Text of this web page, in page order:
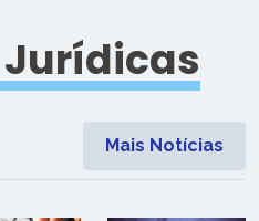
Mais Notícias